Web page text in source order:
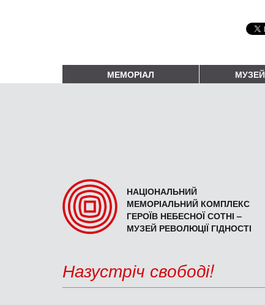
МЕМОРІАЛ МУЗЕЙ
НАЦІОНАЛЬНИЙ
МЕМОРІАЛЬНИЙ КОМПЛЕКС
ГЕРОЇВ НЕБЕСНОЇ СОТНІ –
МУЗЕЙ РЕВОЛЮЦІЇ ГІДНОСТІ
Назустріч свободі!